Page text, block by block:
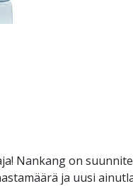
Nankang on
ja uusi